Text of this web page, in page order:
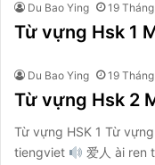
Du Bao Ying 19
Từ vựng Hsk 1
Du Bao Ying 19
Từ vựng Hsk 2
Từ vựng HSK 1 Từ
tiengviet
爱人 ài ren